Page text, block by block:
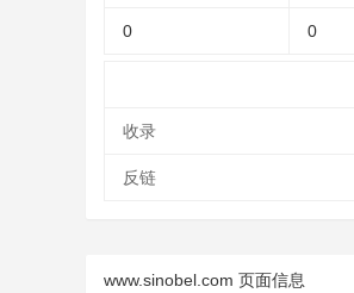
0 0
收录
反链
www.sinobel.com 页面信息